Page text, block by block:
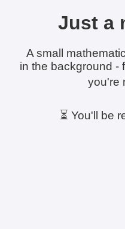
Just a
A small
in the background -
you're
⏳ You'll be